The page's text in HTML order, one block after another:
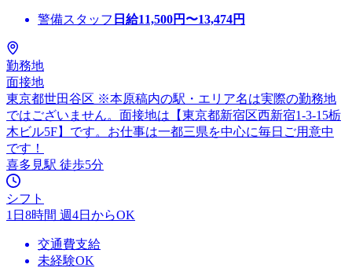
警備スタッフ 日給11,500円〜13,474円
勤務地
面接地
東京都世田谷区 ※本原稿内の駅・エリア名は実際の勤務地
ではございません。面接地は【東京都新宿区西新宿1-3-15栃
木ビル5F】です。お仕事は一都三県を中心に毎日ご用意中
です！
喜多見駅 徒歩5分
シフト
1日8時間 週4日からOK
交通費支給
未経験OK